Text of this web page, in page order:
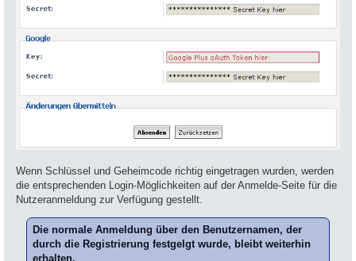
Wenn Schlüssel und Geheimcode richtig eingetragen wurden, werden
die entsprechenden Login-Möglichkeiten auf der Anmelde-Seite für die
Nutzeranmeldung zur Verfügung gestellt.
Die normale Anmeldung über den Benutzernamen, der
durch die Registrierung festgelgt wurde, bleibt weiterhin
erhalten.